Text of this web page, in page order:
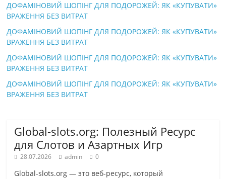
ДОФАМІНОВИЙ ШОПІНГ ДЛЯ ПОДОРОЖЕЙ: ЯК «КУПУВАТИ»
ВРАЖЕННЯ БЕЗ ВИТРАТ
ДОФАМІНОВИЙ ШОПІНГ ДЛЯ ПОДОРОЖЕЙ: ЯК «КУПУВАТИ»
ВРАЖЕННЯ БЕЗ ВИТРАТ
ДОФАМІНОВИЙ ШОПІНГ ДЛЯ ПОДОРОЖЕЙ: ЯК «КУПУВАТИ»
ВРАЖЕННЯ БЕЗ ВИТРАТ
ДОФАМІНОВИЙ ШОПІНГ ДЛЯ ПОДОРОЖЕЙ: ЯК «КУПУВАТИ»
ВРАЖЕННЯ БЕЗ ВИТРАТ
Global-slots.org: Полезный Ресурс
для Слотов и Азартных Игр
28.07.2026 admin 0
Global-slots.org — это веб-ресурс, который